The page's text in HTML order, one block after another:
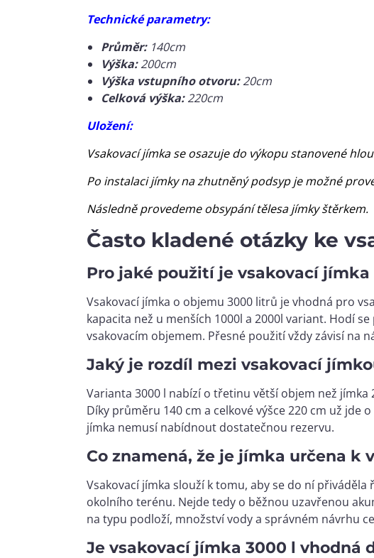
Technické parametry:
Průměr:140cm
Výška:200cm
Výška vstupního otvoru:20cm
Celková výška:220cm
Uložení:
Vsakovací jímka se osazuje do výkopu stanovené
Po instalaci jímky na zhutněný podsyp je možné
Následně provedeme obsypání tělesa jímky štěrkem.
Často kladené otázky ke
Pro jaké použití je vsakovací
Vsakovací jímka o objemu 3000 litrů je vhodná pro
kapacita než u menších 1000l a 2000l variant. Hodí
vsakovacím objemem. Přesné použití vždy závisí
Jaký je rozdíl mezi vsakovací
Varianta 3000 l nabízí o třetinu větší objem než
Díky průměru 140 cm a celkové výšce 220 cm už
jímka nemusí nabídnout dostatečnou rezervu.
Co znamená, že je jímka určena k
Vsakovací jímka slouží k tomu, aby se do ní
okolního terénu. Nejde tedy o běžnou uzavřenou
na typu podloží, množství vody a správném návrhu
Je vsakovací jímka 3000 l vhodná